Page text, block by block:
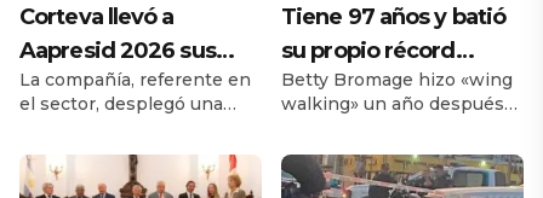
Corteva llevó a
Aapresid 2026 sus
soluciones integrales
para la protección de
cultivos
La compañía, referente en
el sector, desplegó una
combina productos
tradicionales y soluciones
Tiene 97 años y batió
su propio récord
Guinness al
convertirse en la
mujer más longeva del
mundo en volar sobre
Betty Bromage hizo «wing
walking» un año después
cerebral. La acrobacia aérea
consiste en volar parada